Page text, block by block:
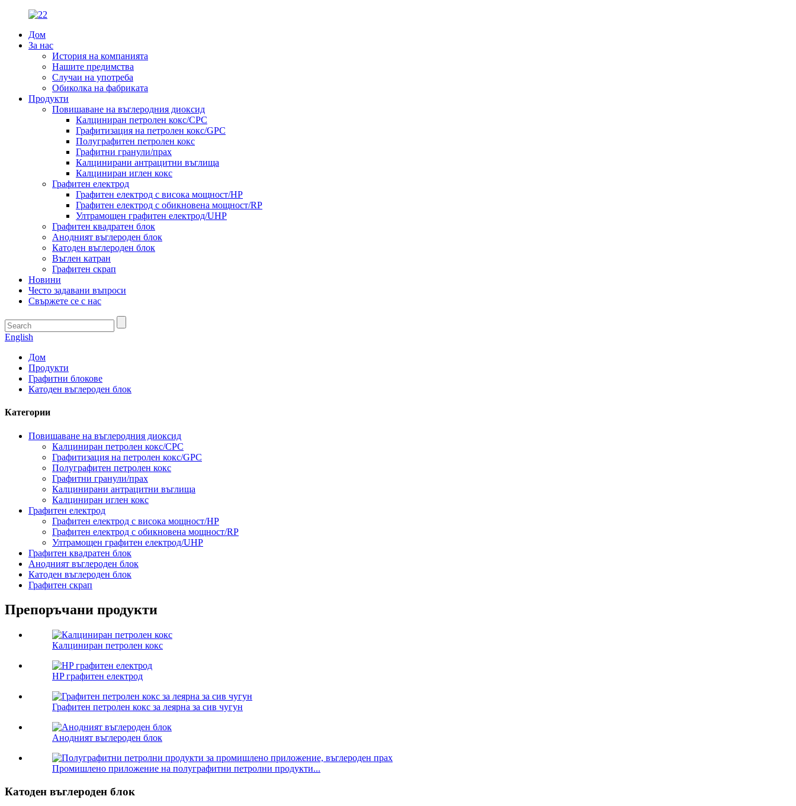
Дом
За нас
История на компанията
Нашите предимства
Случаи на употреба
Обиколка на фабриката
Продукти
Повишаване на въглеродния диоксид
Калциниран петролен кокс/CPC
Графитизация на петролен кокс/GPC
Полуграфитен петролен кокс
Графитни гранули/прах
Калцинирани антрацитни въглища
Калциниран иглен кокс
Графитен електрод
Графитен електрод с висока мощност/HP
Графитен електрод с обикновена мощност/RP
Ултрамощен графитен електрод/UHP
Графитен квадратен блок
Анодният въглероден блок
Катоден въглероден блок
Въглен катран
Графитен скрап
Новини
Често задавани въпроси
Свържете се с нас
English
Дом
Продукти
Графитни блокове
Катоден въглероден блок
Категории
Повишаване на въглеродния диоксид
Калциниран петролен кокс/CPC
Графитизация на петролен кокс/GPC
Полуграфитен петролен кокс
Графитни гранули/прах
Калцинирани антрацитни въглища
Калциниран иглен кокс
Графитен електрод
Графитен електрод с висока мощност/HP
Графитен електрод с обикновена мощност/RP
Ултрамощен графитен електрод/UHP
Графитен квадратен блок
Анодният въглероден блок
Катоден въглероден блок
Графитен скрап
Препоръчани продукти
Калциниран петролен кокс
HP графитен електрод
Графитен петролен кокс за леярна за сив чугун
Анодният въглероден блок
Промишлено приложение на полуграфитни петролни продукти...
Катоден въглероден блок